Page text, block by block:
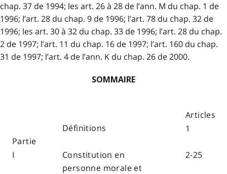
chap. 37 de 1994; les art. 26 à 28 de l’ann. M du chap. 1 de
1996; l’art. 28 du chap. 9 de 1996; l’art. 78 du chap. 32 de
1996; les art. 30 à 32 du chap. 33 de 1996; l’art. 28 du chap.
2 de 1997; l’art. 11 du chap. 16 de 1997; l’art. 160 du chap.
31 de 1997; l’art. 4 de l’ann. K du chap. 26 de 2000.
SOMMAIRE
Partie
I
Définitions
Constitution en
personne morale et
Articles
1
2-25